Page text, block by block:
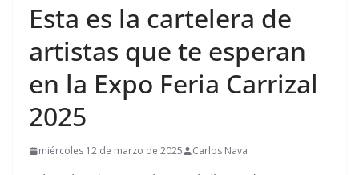
Esta es la cartelera de
artistas que te esperan
en la Expo Feria Carrizal
2025
miércoles 12 de marzo de 2025 Carlos Nava